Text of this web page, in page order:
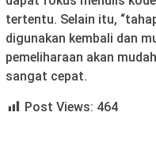
tertentu. Selain itu,
digunakan kembali dan
pemeliharaan akan
sangat cepat.
Post Views: 464